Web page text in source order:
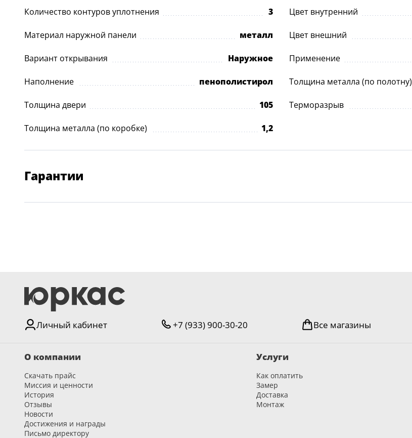
Количество контуров уплотнения 3
Материал наружной панели металл
Вариант открывания Наружное
Наполнение пенополистирол
Толщина двери 105
Толщина металла (по коробке) 1,2
Цвет внутренний
Цвет внешний
Применение
Толщина металла (по полотну)
Терморазрыв
Гарантии
Личный кабинет +7 (933) 900-30-20 Все магазины
О компании
Скачать прайс
Миссия и ценности
История
Отзывы
Новости
Достижения и награды
Письмо директору
Услуги
Как оплатить
Замер
Доставка
Монтаж